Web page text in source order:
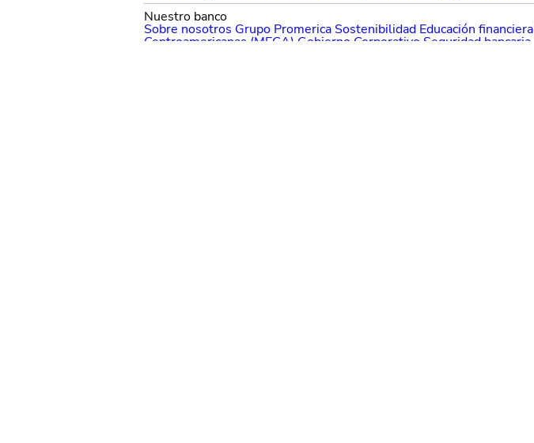
Nuestro banco
Sobre nosotros Grupo Promerica Sostenibilidad Educación financiera
Centroamericanas (MECA) Gobierno Corporativo Seguridad bancaria